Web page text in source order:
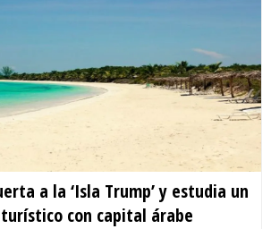
a la ‘Isla Trump’ y estudia un
con capital árabe